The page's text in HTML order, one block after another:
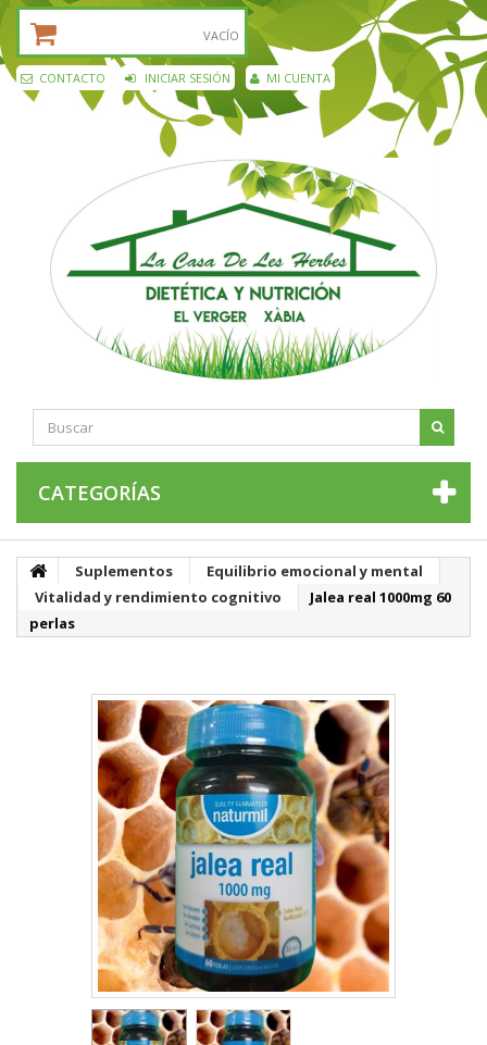
VACÍO
CONTACTO INICIAR SESIÓN MI CUENTA
CATEGORÍAS
Suplementos
Equilibrio emocional y mental
Vitalidad y rendimiento cognitivo
Jalea real 1000mg 60
perlas